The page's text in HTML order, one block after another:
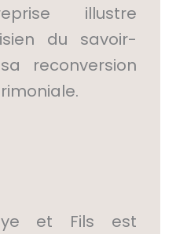
illustre
du savoir-
reconversion
et Fils est